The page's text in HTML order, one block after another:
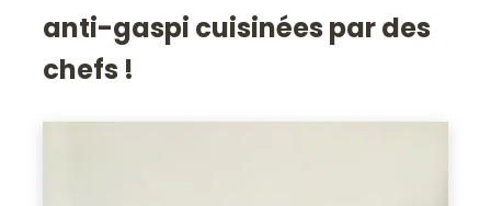
anti-gaspi cuisinées par des
chefs !